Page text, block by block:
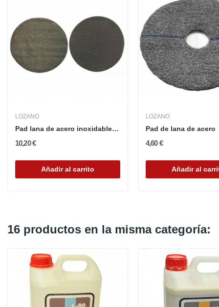
LOZANO
Pad lana de acero inoxidable 180 mm con velcro
10,20 €
Añadir al carrito
LOZANO
Pad de lana de acero
4,60 €
Añadir al
16 productos en la misma categoría: